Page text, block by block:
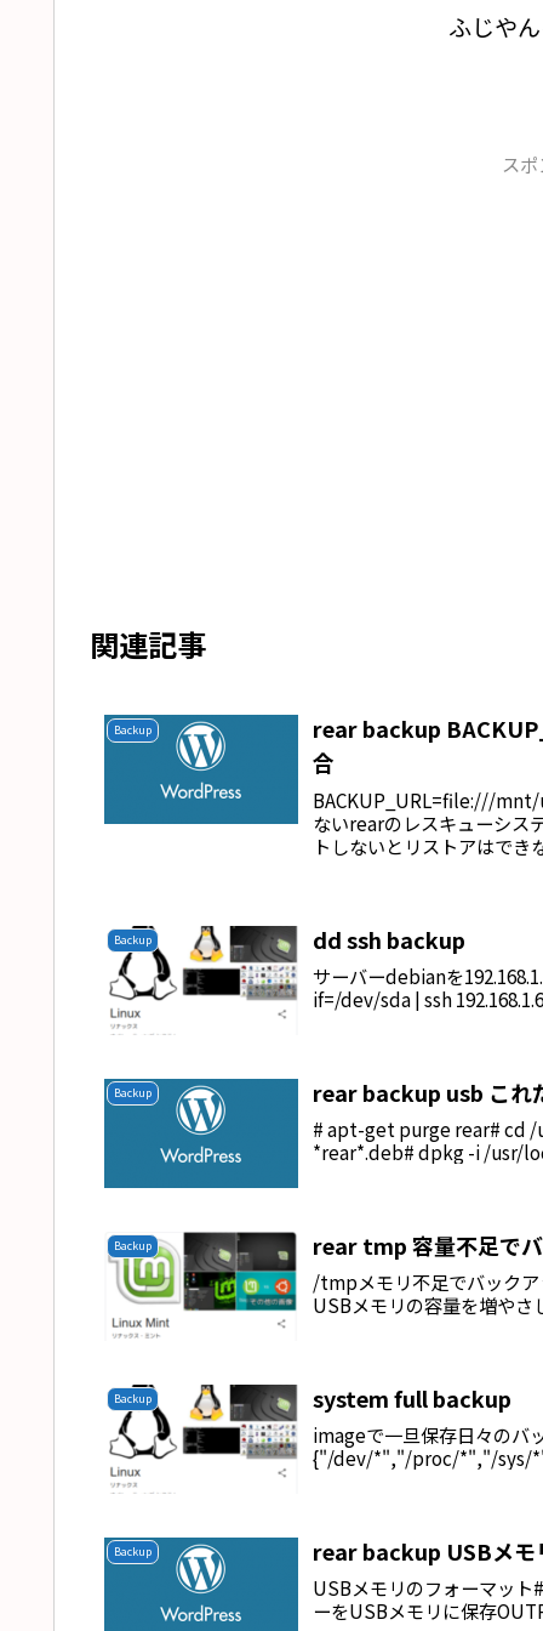
ふじや
ス
関連記事
Backup
rear backup
合
BACKUP_URL=file:///mnt/
ないrearのレスキューシス
トしないとリストアはでき
Backup dd ssh backup
サーバーdebianを
if=/dev/sda | ssh
Backup rear backup usb これ
# apt-get purge rear# cd
*rear*.deb# dpkg -i /usr/
Backup rear tmp 容量不足で
/tmpメモリ不足でバック
USBメモリの容量を増やさ
Backup system full backup
imageで一旦保存日々のバ
{"/dev/*","/proc/*","/
Backup rear backup USBメモ
USBメモリのフォーマッ
ーをUSBメモリに保存